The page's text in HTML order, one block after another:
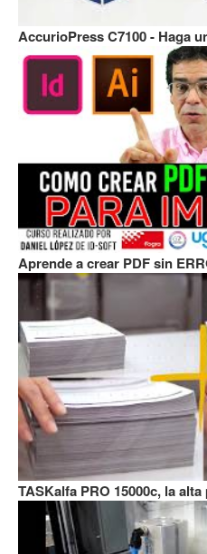
AccurioPress C7100 - Haga
Aprende a crear PDF sin
TASKalfa PRO 15000c, la